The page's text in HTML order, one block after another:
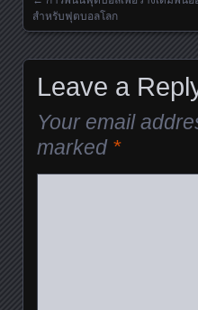
Posts navigation
สำหรับฟุตบอลโลก
Leave a
Your email
marked *